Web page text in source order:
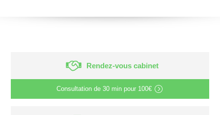
Rendez-vous cabinet
Consultation de 30 min pour 100€